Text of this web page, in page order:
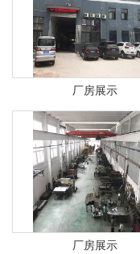
厂房展示
厂房展示